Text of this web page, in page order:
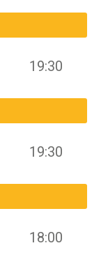
19:30
19:30
18:00